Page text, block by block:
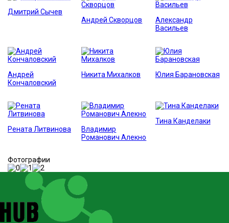
Дмитрий Сычев
Андрей Скворцов
Александр
Васильев
Андрей
Кончаловский
Никита Михалков Юлия Барановская
Рената Литвинова
Владимир
Романович Алекно
Тина Канделаки
Фотографии